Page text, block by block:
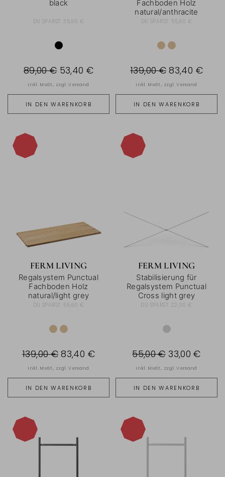
black
DU SPARST: 35,60 €
IN DEN WARENKORB
89,00 € 53,40 €
inkl. MwSt., zzgl.Versand
Fachboden Holz
natural/anthracite
DU SPARST: 55,60 €
IN DEN WARENKORB
139,00 € 83,40 €
inkl. MwSt., zzgl.Versand
FERM LIVING
Regalsystem Punctual
Fachboden Holz
natural/light grey
DU SPARST: 55,60 €
IN DEN WARENKORB
139,00 € 83,40 €
inkl. MwSt., zzgl.Versand
FERM LIVING
Stabilisierung für
Regalsystem Punctual
Cross light grey
DU SPARST: 22,00 €
IN DEN WARENKORB
55,00 € 33,00 €
inkl. MwSt., zzgl.Versand